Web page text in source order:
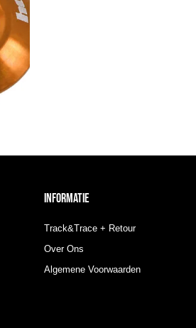
INFORMATIE
Track&Trace + Retour
Over Ons
Algemene Voorwaarden